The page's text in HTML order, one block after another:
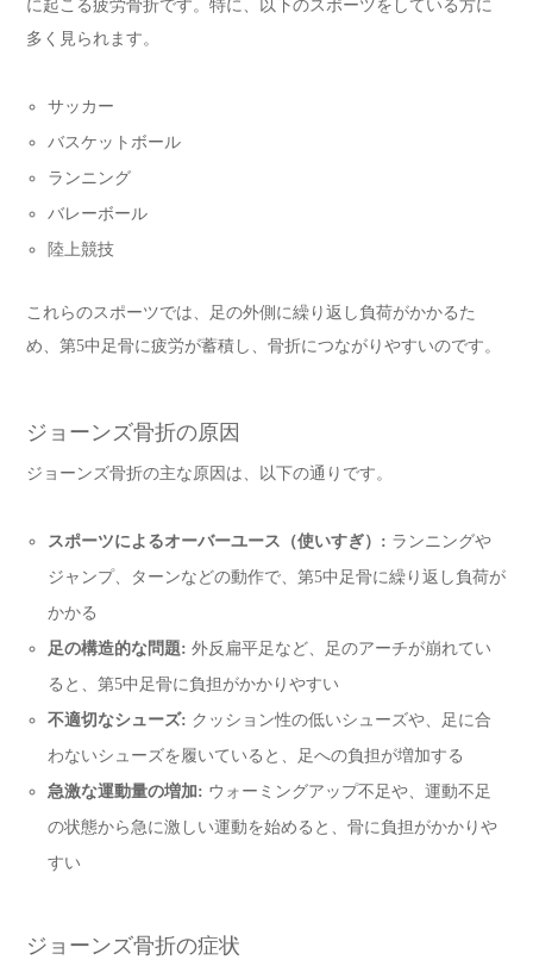
に起こる疲労骨折です。特に、以下のスポーツをしている方に
多く見られます。
サッカー
バスケットボール
ランニング
バレーボール
陸上競技
これらのスポーツでは、足の外側に繰り返し負荷がかかるた
め、第5中足骨に疲労が蓄積し、骨折につながりやすいのです。
ジョーンズ骨折の原因
ジョーンズ骨折の主な原因は、以下の通りです。
スポーツによるオーバーユース（使いすぎ）: ランニングや
ジャンプ、ターンなどの動作で、第5中足骨に繰り返し負荷が
かかる
足の構造的な問題: 外反扁平足など、足のアーチが崩れてい
ると、第5中足骨に負担がかかりやすい
不適切なシューズ: クッション性の低いシューズや、足に合
わないシューズを履いていると、足への負担が増加する
急激な運動量の増加: ウォーミングアップ不足や、運動不足
の状態から急に激しい運動を始めると、骨に負担がかかりや
すい
ジョーンズ骨折の症状